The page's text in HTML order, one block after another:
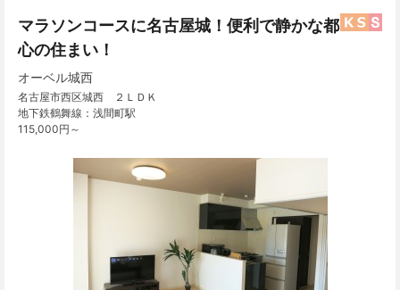
マラソンコースに名古屋城！便利で静かな都
心の住まい！
オーベル城西
名古屋市西区城西 ２ＬＤＫ
地下鉄鶴舞線：浅間町駅
115,000円～